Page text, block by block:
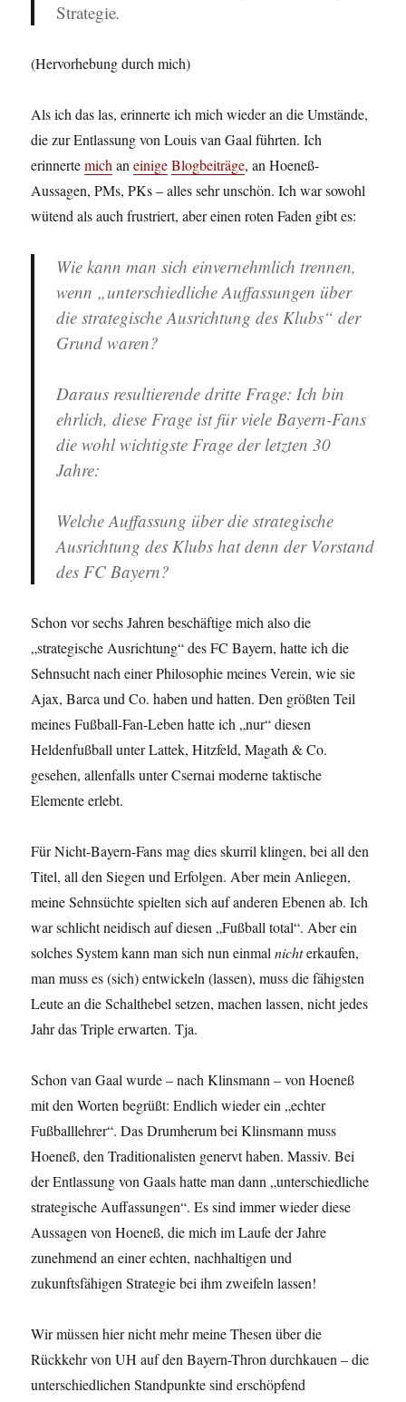
Strategie.
(Hervorhebung durch mich)
Als ich das las, erinnerte ich mich wieder an die Umstände,
die zur Entlassung von Louis van Gaal führten. Ich
erinnertemichaneinige Blogbeiträge, an Hoeneß-
Aussagen, PMs, PKs – alles sehr unschön. Ich war sowohl
wütend als auch frustriert, aber einen roten Faden gibt es:
Wie kann man sich einvernehmlich trennen,
wenn „unterschiedliche Auffassungen über
die strategische Ausrichtung des Klubs“ der
Grund waren?
Daraus resultierende dritte Frage: Ich bin
ehrlich, diese Frage ist für viele Bayern-Fans
die wohl wichtigste Frage der letzten 30
Jahre:
Welche Auffassung über die strategische
Ausrichtung des Klubs hat denn der Vorstand
des FC Bayern?
Schon vor sechs Jahren beschäftige mich also die
„strategische Ausrichtung“ des FC Bayern, hatte ich die
Sehnsucht nach einer Philosophie meines Verein, wie sie
Ajax, Barca und Co. haben und hatten. Den größten Teil
meines Fußball-Fan-Leben hatte ich „nur“ diesen
Heldenfußball unter Lattek, Hitzfeld, Magath & Co.
gesehen, allenfalls unter Csernai moderne taktische
Elemente erlebt.
Für Nicht-Bayern-Fans mag dies skurril klingen, bei all den
Titel, all den Siegen und Erfolgen. Aber mein Anliegen,
meine Sehnsüchte spielten sich auf anderen Ebenen ab. Ich
war schlicht neidisch auf diesen „Fußball total“. Aber ein
solches System kann man sich nun einmalnichterkaufen,
man muss es (sich) entwickeln (lassen), muss die fähigsten
Leute an die Schalthebel setzen, machen lassen, nicht jedes
Jahr das Triple erwarten. Tja.
Schon van Gaal wurde – nach Klinsmann – von Hoeneß
mit den Worten begrüßt: Endlich wieder ein „echter
Fußballlehrer“. Das Drumherum bei Klinsmann muss
Hoeneß, den Traditionalisten genervt haben. Massiv. Bei
der Entlassung von Gaals hatte man dann „unterschiedliche
strategische Auffassungen“. Es sind immer wieder diese
Aussagen von Hoeneß, die mich im Laufe der Jahre
zunehmend an einer echten, nachhaltigen und
zukunftsfähigen Strategie bei ihm zweifeln lassen!
Wir müssen hier nicht mehr meine Thesen über die
Rückkehr von UH auf den Bayern-Thron durchkauen – die
unterschiedlichen Standpunkte sind erschöpfend